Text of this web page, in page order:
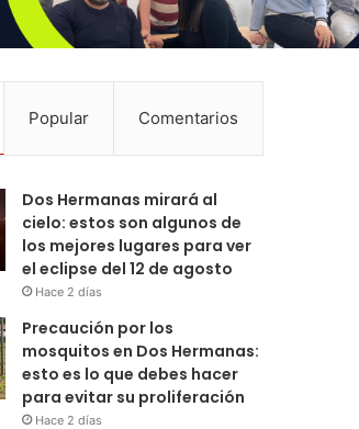
Popular Comentarios
Dos Hermanas mirará al
cielo: estos son algunos de
los mejores lugares para ver
el eclipse del 12 de agosto
Hace 2 días
Precaución por los
mosquitos en Dos Hermanas:
esto es lo que debes hacer
para evitar su proliferación
Hace 2 días